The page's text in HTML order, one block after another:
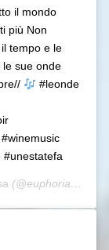
il mondo
più Non
tempo e le
le sue onde
#leonde
#unestatefa
(@euphoriavinosa) le